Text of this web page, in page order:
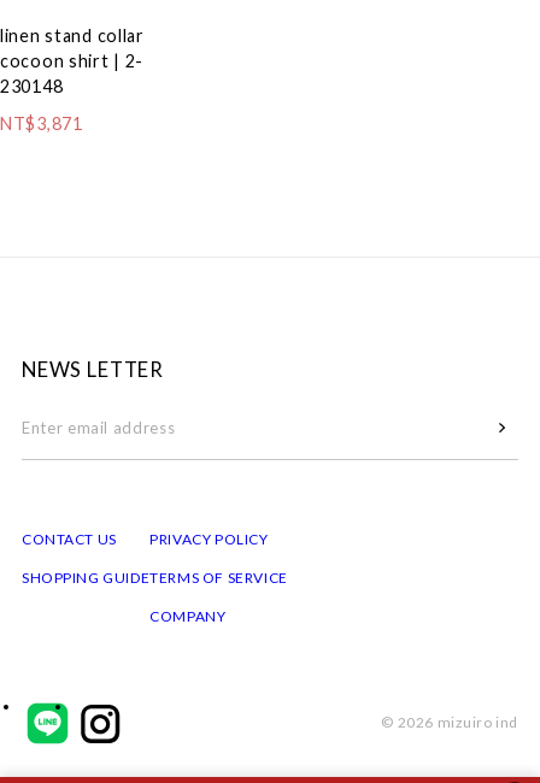
linen stand collar
cocoon shirt | 2-
230148
NT$3,871
NEWS LETTER
CONTACT US
SHOPPING GUIDE
PRIVACY POLICY
TERMS OF SERVICE
COMPANY
© 2026 mizuiro ind